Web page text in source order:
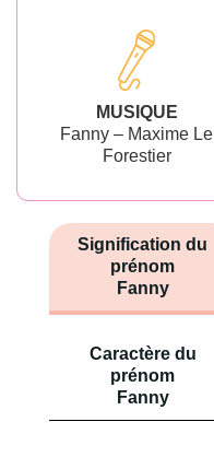
MUSIQUE
Fanny – Maxime Le
Forestier
Signification du
prénom
Fanny
Caractère du
prénom
Fanny